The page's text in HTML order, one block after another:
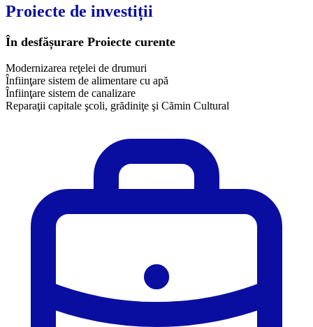
Proiecte de investiții
În desfășurare Proiecte curente
Modernizarea reţelei de drumuri
Înfiinţare sistem de alimentare cu apă
Înfiinţare sistem de canalizare
Reparaţii capitale şcoli, grădiniţe şi Cămin Cultural